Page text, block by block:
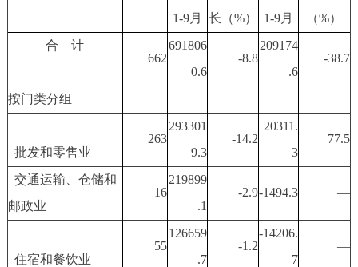
1-9月
长（%）
1-9月
（%）
合 计
662
691806
0.6
-8.8
209174
.6
-38.7
按门类分组
批发和零售业
263
293301
9.3
-14.2
20311.
3
77.5
交通运输、仓储和
邮政业
16
219899
.1
-2.9-1494.3 —
住宿和餐饮业
55
126659
.7
-1.2
-14206.
7
—